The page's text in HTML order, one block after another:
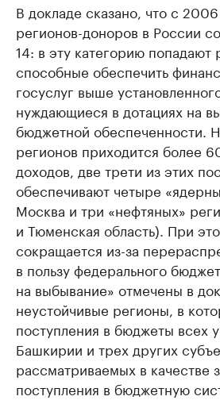
В докладе сказано, что с
регионов-доноров в России
14: в эту категорию попадают
способные обеспечить
госуслуг выше
нуждающиеся в дотациях на
бюджетной обеспеченности.
регионов приходится более
доходов, две трети из этих
обеспечивают четыре
Москва и три «нефтяных»
и Тюменская область). При
сокращается из-за
в пользу федерального
на выбывание» отмечены в
неустойчивые регионы, в
поступления в бюджеты всех
Башкирии и трех других
рассматриваемых в качестве
поступления в бюджетную